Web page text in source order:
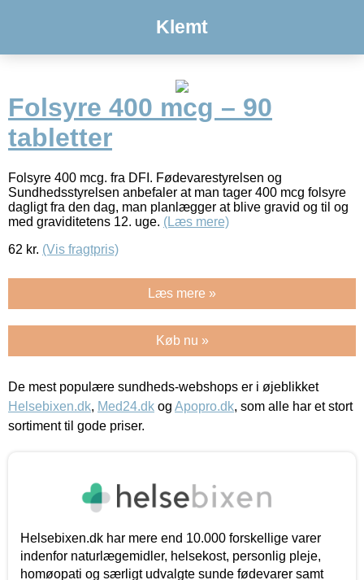
Klemt
Folsyre 400 mcg – 90
tabletter
Folsyre 400 mcg. fra DFI. Fødevarestyrelsen og
Sundhedsstyrelsen anbefaler at man tager 400 mcg folsyre
dagligt fra den dag, man planlægger at blive gravid og til og
med graviditetens 12. uge. (Læs mere)
62 kr. (Vis fragtpris)
Læs mere »
Køb nu »
De mest populære sundheds-webshops er i øjeblikket
Helsebixen.dk, Med24.dk og Apopro.dk, som alle har et stort
sortiment til gode priser.
Helsebixen.dk har mere end 10.000 forskellige varer
indenfor naturlægemidler, helsekost, personlig pleje,
homøopati og særligt udvalgte sunde fødevarer samt